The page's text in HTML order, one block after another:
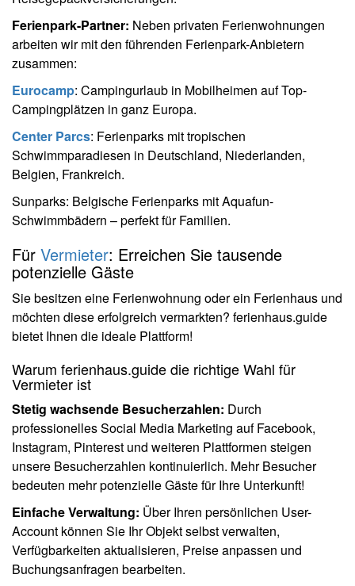
Ferienpark-Partner: Neben privaten Ferienwohnungen
arbeiten wir mit den führenden Ferienpark-Anbietern
zusammen:
Eurocamp: Campingurlaub in Mobilheimen auf Top-
Campingplätzen in ganz Europa.
Center Parcs: Ferienparks mit tropischen
Schwimmparadiesen in Deutschland, Niederlanden,
Belgien, Frankreich.
Sunparks: Belgische Ferienparks mit Aquafun-
Schwimmbädern – perfekt für Familien.
Für Vermieter: Erreichen Sie tausende
potenzielle Gäste
Sie besitzen eine Ferienwohnung oder ein Ferienhaus und
möchten diese erfolgreich vermarkten? ferienhaus.guide
bietet Ihnen die ideale Plattform!
Warum ferienhaus.guide die richtige Wahl für
Vermieter ist
Stetig wachsende Besucherzahlen: Durch
professionelles Social Media Marketing auf Facebook,
Instagram, Pinterest und weiteren Plattformen steigen
unsere Besucherzahlen kontinuierlich. Mehr Besucher
bedeuten mehr potenzielle Gäste für Ihre Unterkunft!
Einfache Verwaltung: Über Ihren persönlichen User-
Account können Sie Ihr Objekt selbst verwalten,
Verfügbarkeiten aktualisieren, Preise anpassen und
Buchungsanfragen bearbeiten.